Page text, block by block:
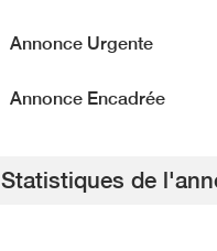
Annonce Urgente
Annonce Encadrée
Statistiques de